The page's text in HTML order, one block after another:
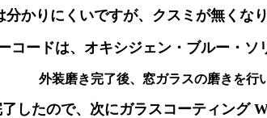
分かりにくいですが、クスミが無くな
コードは、オキシジェン・ブルー・
外装磨き完了後、窓ガラスの磨きを行
したので、次にガラスコーティング